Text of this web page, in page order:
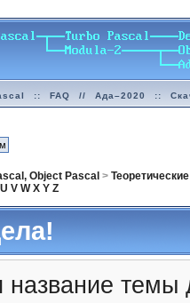
:: FAQ // Ада–2020 ::
Object Pascal >
U V W X Y Z
название